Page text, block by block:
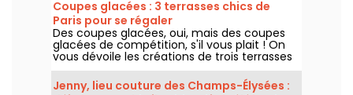
Coupes glacées : 3 terrasses chics de
Paris pour se régaler
Des coupes glacées, oui, mais des coupes
glacées de compétition, s'il vous plait ! On
vous dévoile les créations de trois terrasses
chics de Paris pour cet été 2026, du rooftop
du Cheval Blanc dans le 1er au patio fleuri du
George V dans le 8e, jusqu'au jardin secret
Jenny, lieu couture des Champs-Élysées :